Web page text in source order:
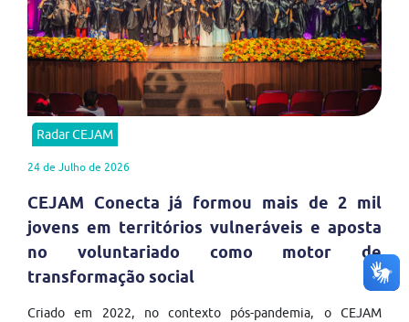
Radar CEJAM
24 de Julho de 2026
CEJAM Conecta já formou mais de 2 mil
jovens em territórios vulneráveis e aposta
no voluntariado como motor de
transformação social
Criado em 2022, no contexto pós-pandemia, o CEJAM